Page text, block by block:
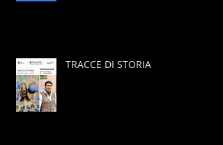
TRACCE DI STORIA